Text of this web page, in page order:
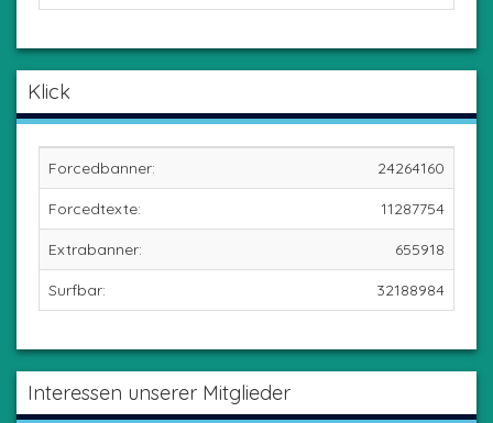
Klick
Forcedbanner: 24264160
Forcedtexte: 11287754
Extrabanner: 655918
Surfbar: 32188984
Interessen unserer Mitglieder